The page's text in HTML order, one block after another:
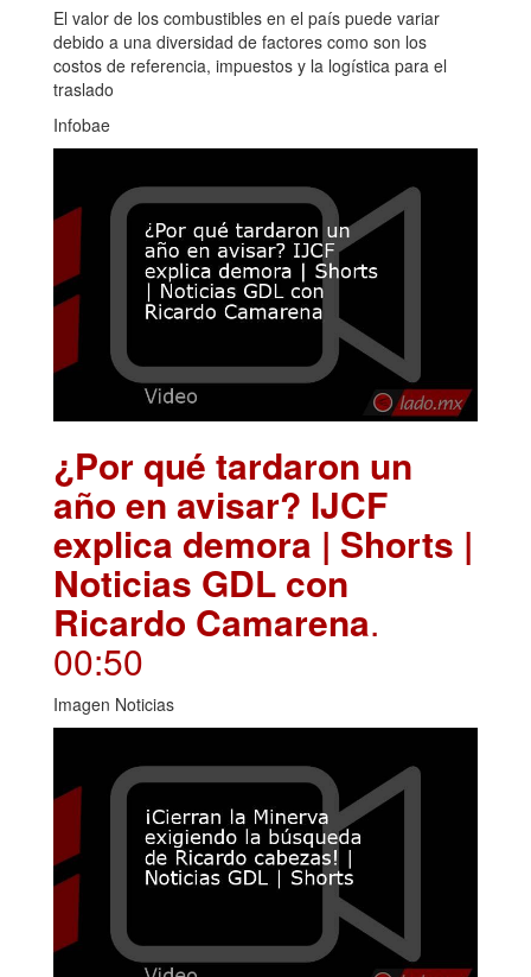
El valor de los combustibles en el país puede variar
debido a una diversidad de factores como son los
costos de referencia, impuestos y la logística para el
traslado
Infobae
¿Por qué tardaron un
año en avisar? IJCF
explica demora | Shorts |
Noticias GDL con
Ricardo Camarena.
00:50
Imagen Noticias